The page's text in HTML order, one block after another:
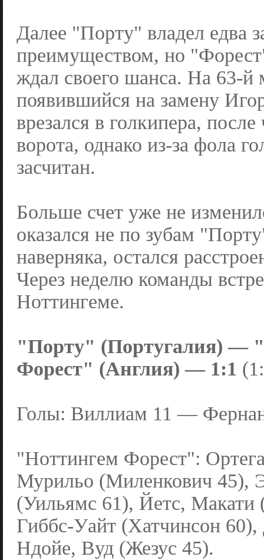
Далее "Порту" владел едва
преимуществом, но
ждал своего шанса. На 63-й
появившийся на замену
врезался в голкипера, после
ворота, однако из-за фола
засчитан.
Больше счет уже не
оказался не по зубам
наверняка, остался
Через неделю команды
Ноттингеме.
"Порту" (Португалия) —
Форест" (Англия) — 1:1
Голы: Виллиам 11 —
"Ноттингем Форест":
Мурильо (Миленкович 45),
(Уильямс 61), Йетс, Макати
Гиббс-Уайт (Хатчинсон
Ндойе, Вуд (Жезус 45).